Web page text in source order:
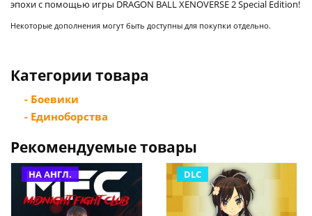
эпохи с помощью игры DRAGON BALL XENOVERSE 2 Special Edition!
Некоторые дополнения могут быть доступны для покупки отдельно.
Категории товара
- Боевики
- Единоборства
Рекомендуемые товары
НА АНГЛ. DLC